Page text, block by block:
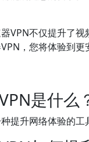
VPN不仅提升了
，您将体验到更
是什么
提升网络体验的